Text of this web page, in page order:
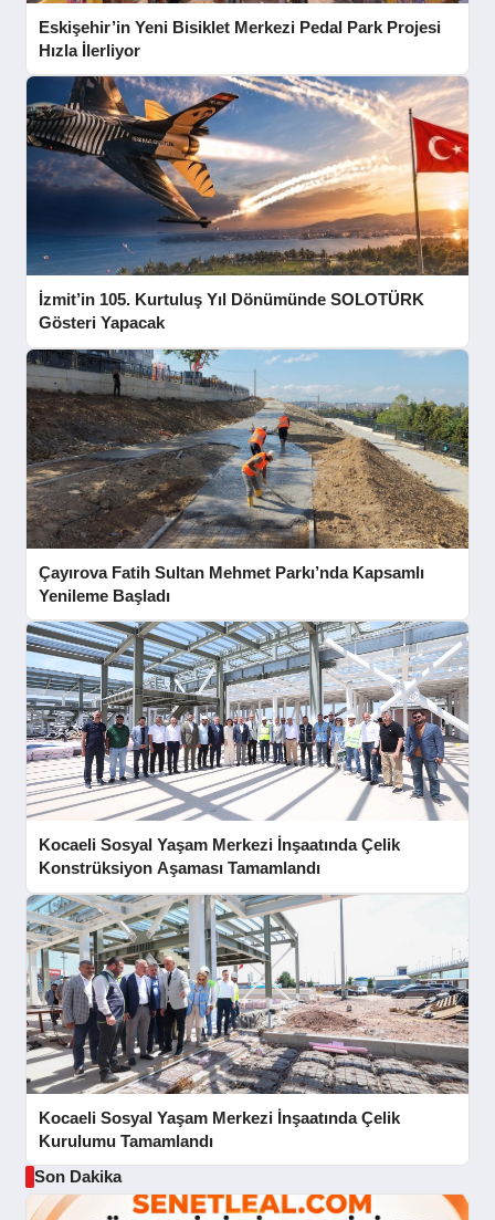
Eskişehir’in Yeni Bisiklet Merkezi Pedal Park Projesi
Hızla İlerliyor
İzmit’in 105. Kurtuluş Yıl Dönümünde SOLOTÜRK
Gösteri Yapacak
Çayırova Fatih Sultan Mehmet Parkı’nda Kapsamlı
Yenileme Başladı
Kocaeli Sosyal Yaşam Merkezi İnşaatında Çelik
Konstrüksiyon Aşaması Tamamlandı
Kocaeli Sosyal Yaşam Merkezi İnşaatında Çelik
Kurulumu Tamamlandı
Son Dakika